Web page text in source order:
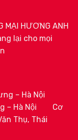
MẠI HƯƠNG ANH
lại cho mọi
– Hà Nội
– Hà Nội
Cơ
Thụ, Thái